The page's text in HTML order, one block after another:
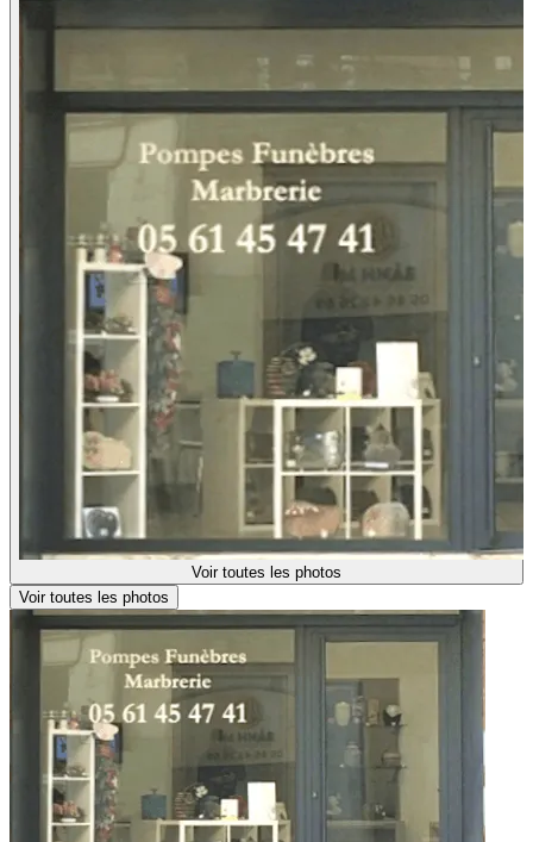
Voir toutes les photos
Voir toutes les photos